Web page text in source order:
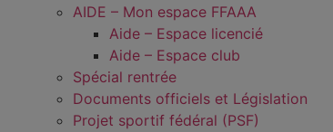
AIDE – Mon espace FFAAA
Aide – Espace licencié
Aide – Espace club
Spécial rentrée
Documents officiels et Législation
Projet sportif fédéral (PSF)